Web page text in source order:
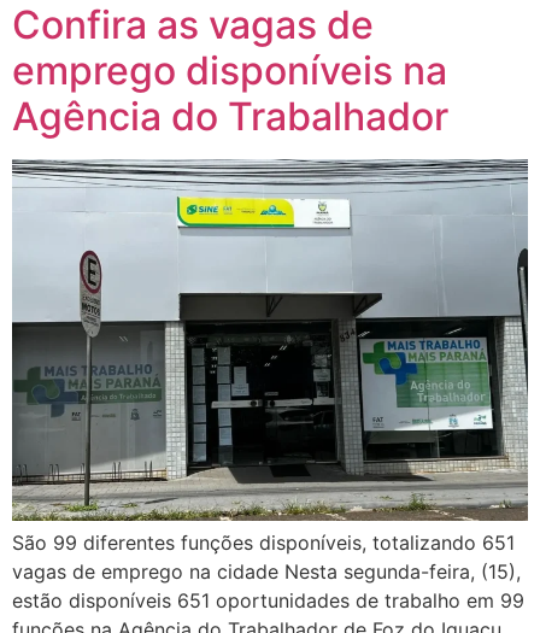
Confira as vagas de
emprego disponíveis na
Agência do Trabalhador
São 99 diferentes funções disponíveis, totalizando 651
vagas de emprego na cidade Nesta segunda-feira, (15),
estão disponíveis 651 oportunidades de trabalho em 99